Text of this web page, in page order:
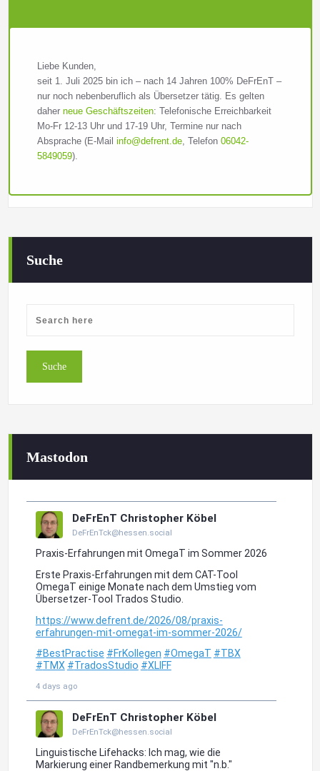
Liebe Kunden,
seit 1. Juli 2025 bin ich – nach 14 Jahren 100% DeFrEnT –
nur noch nebenberuflich als Übersetzer tätig. Es gelten
daher neue Geschäftszeiten: Telefonische Erreichbarkeit
Mo-Fr 12-13 Uhr und 17-19 Uhr, Termine nur nach
Absprache (E-Mail info@defrent.de, Telefon 06042-
5849059).
Suche
Mastodon